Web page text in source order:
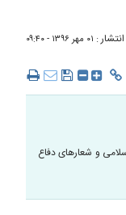
: ۰۱ مهر ۱۳۹۶ - ۰۹:۴۰
و شعارهای دفاع